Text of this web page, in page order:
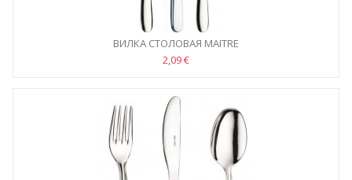
ВИЛКА СТОЛОВАЯ MAITRE
2,09 €